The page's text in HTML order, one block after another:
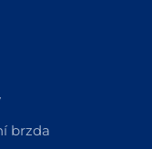
brzda